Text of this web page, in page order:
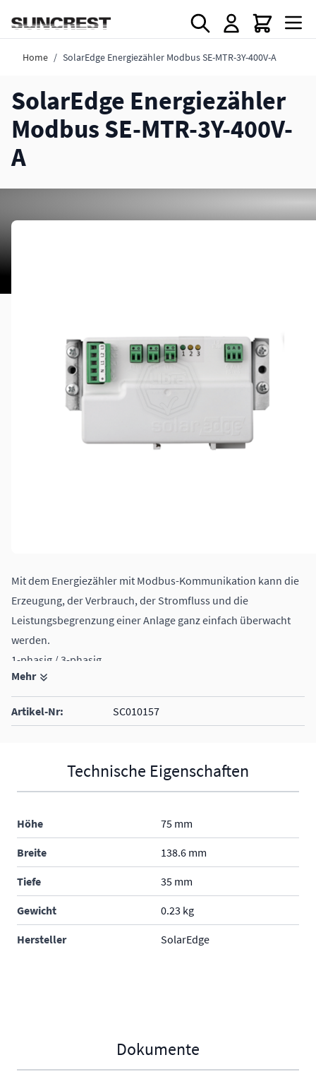
Home / SolarEdge Energiezähler Modbus SE-MTR-3Y-400V-A
SolarEdge Energiezähler
Modbus SE-MTR-3Y-400V-
A
Mit dem Energiezähler mit Modbus-Kommunikation kann die
Erzeugung, der Verbrauch, der Stromfluss und die
Leistungsbegrenzung einer Anlage ganz einfach überwacht
werden.
1-phasig / 3-phasig
DIN-Schiene
RS458
IP20
Mehr
Artikel-Nr: SC010157
Technische Eigenschaften
Höhe 75 mm
Breite 138.6 mm
Tiefe 35 mm
Gewicht 0.23 kg
Hersteller SolarEdge
Dokumente